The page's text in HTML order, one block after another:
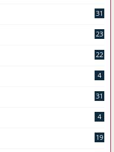
31
23
22
4
31
4
19